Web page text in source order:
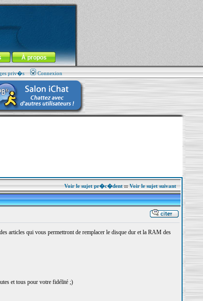
À propos
priv�s Connexion
Voir le sujet pr�c�dent::Voir le sujet suivant
articles qui vous permettront de remplacer le disque dur et la RAM des
et tous pour votre fidélité ;)